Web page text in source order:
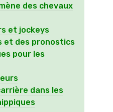
des chevaux
et jockeys
et des pronostics
pour les
dans les